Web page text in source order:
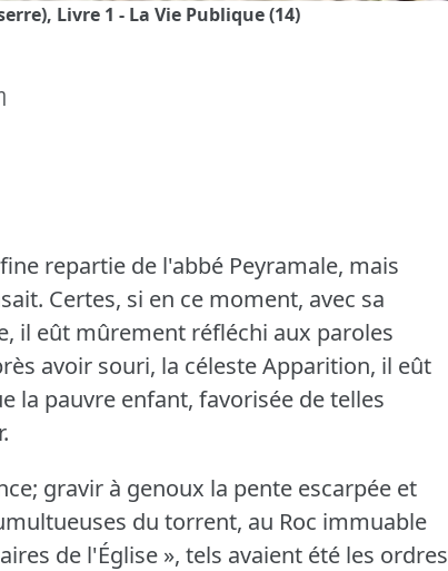
Livre 1 - La Vie Publique (14)
repartie de l'abbé Peyramale, mais
Certes, si en ce moment, avec sa
il eût mûrement réfléchi aux paroles
avoir souri, la céleste Apparition, il eût
la pauvre enfant, favorisée de telles
gravir à genoux la pente escarpée et
du torrent, au Roc immuable
de l'Église », tels avaient été les ordres